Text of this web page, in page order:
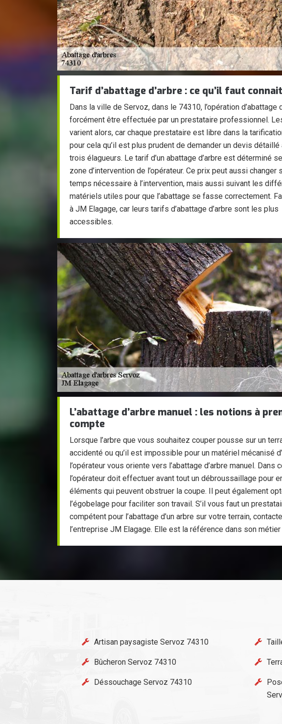
Tarif d’abattage d’arbre : ce qu’il faut
Dans la ville de Servoz, dans le 74310, l’opération d’abattage
forcément être effectuée par un prestataire professionnel.
varient alors, car chaque prestataire est libre dans la
pour cela qu’il est plus prudent de demander un devis détaillé
trois élagueurs. Le tarif d’un abattage d’arbre est déterminé
zone d’intervention de l’opérateur. Ce prix peut aussi changer
temps nécessaire à l’intervention, mais aussi suivant les
matériels utiles pour que l’abattage se fasse correctement.
à JM Elagage, car leurs tarifs d’abattage d’arbre sont les plus
accessibles.
L’abattage d’arbre manuel : les notions à
compte
Lorsque l’arbre que vous souhaitez couper pousse sur un
accidenté ou qu’il est impossible pour un matériel mécanisé
l’opérateur vous oriente vers l’abattage d’arbre manuel. Dans
l’opérateur doit effectuer avant tout un débroussaillage pour
éléments qui peuvent obstruer la coupe. Il peut également
l’égobelage pour faciliter son travail. S’il vous faut un
compétent pour l’abattage d’un arbre sur votre terrain,
l’entreprise JM Elagage. Elle est la référence dans son
Artisan paysagiste Servoz 74310
Bûcheron Servoz 74310
Déssouchage Servoz 74310